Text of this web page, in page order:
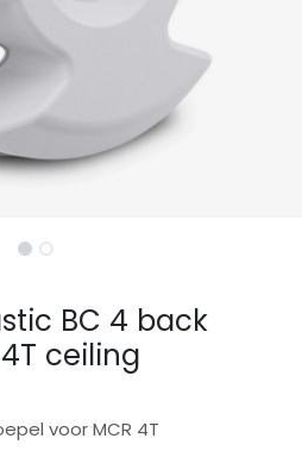
BC 4 back
ceiling
voor MCR 4T